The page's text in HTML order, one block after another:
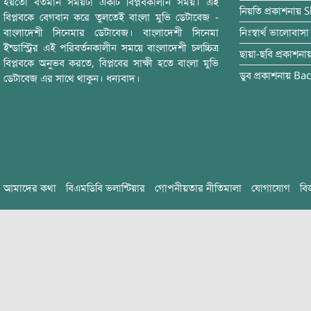
বিপ্লবকে বেগবান করে তুলতেই বাংলা মুভি ডেটাবেজ -
বাংলাদেশী সিনেমার ডেটাবেজ। বাংলাদেশী সিনেমা
ইন্ডাস্ট্রির এই পরিবর্তনকালীন সময়ে বাংলাদেশী চলচ্চিত্র
বিপ্লবকে অনুভব করতে, বিপ্লবের সাক্ষী হতে বাংলা মুভি
ডেটাবেজ এর সাথে থাকুন। ধন্যবাদ।
নিয়তি প্রকাশনায়
নিঃস্বার্থ ভালোবাসা
ছায়া-ছবি
ডুব প্রকাশনায়
আমাদের কথা বিএমডিবি ভলান্টিয়ার গোপনীয়তার নীতিমালা যোগাযোগ